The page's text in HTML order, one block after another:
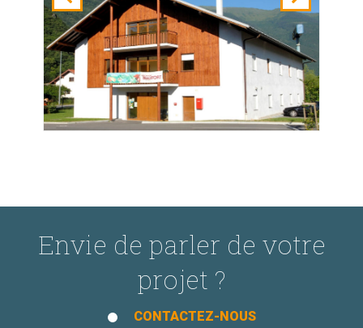
Envie de parler de votre
projet ?
CONTACTEZ-NOUS